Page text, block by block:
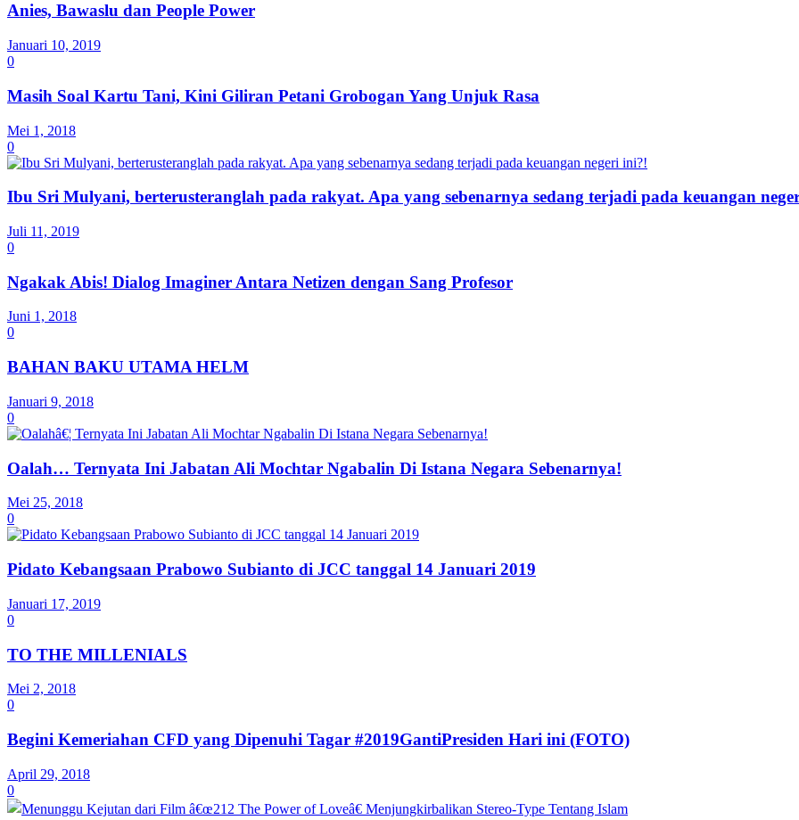
Anies, Bawaslu dan People Power
Januari 10, 2019
0
Masih Soal Kartu Tani, Kini Giliran Petani Grobogan Yang Unjuk Rasa
Mei 1, 2018
0
Ibu Sri Mulyani, berterusteranglah pada rakyat. Apa yang sebenarnya sedang terjadi pada keuangan
Juli 11, 2019
0
Ngakak Abis! Dialog Imaginer Antara Netizen dengan Sang Profesor
Juni 1, 2018
0
BAHAN BAKU UTAMA HELM
Januari 9, 2018
0
Oalah… Ternyata Ini Jabatan Ali Mochtar Ngabalin Di Istana Negara Sebenarnya!
Mei 25, 2018
0
Pidato Kebangsaan Prabowo Subianto di JCC tanggal 14 Januari 2019
Januari 17, 2019
0
TO THE MILLENIALS
Mei 2, 2018
0
Begini Kemeriahan CFD yang Dipenuhi Tagar #2019GantiPresiden Hari ini (FOTO)
April 29, 2018
0